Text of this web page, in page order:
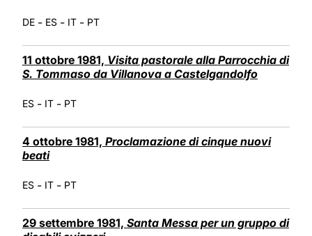
DE - ES - IT - PT
11 ottobre 1981, Visita pastorale alla Parrocchia di
S. Tommaso da Villanova a Castelgandolfo
ES - IT - PT
4 ottobre 1981, Proclamazione di cinque nuovi
beati
ES - IT - PT
29 settembre 1981, Santa Messa per un gruppo di